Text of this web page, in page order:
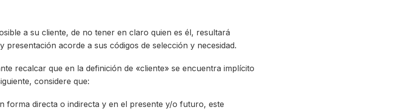
a su cliente, de no tener en claro quien es él, resultará
presentación acorde a sus códigos de selección y necesidad.
recalcar que en la definición de «cliente» se encuentra implícito
considere que:
forma directa o indirecta y en el presente y/o futuro, este